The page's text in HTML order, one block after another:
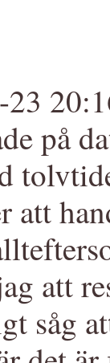
23
på
att
att
såg